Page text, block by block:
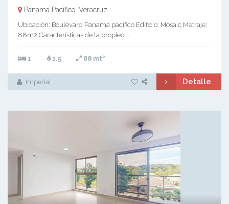
Panama Pacifico, Veracruz
Ubicación: Boulevard Panamá pacífico Edificio: Mosaic Metraje:
88m2 Características de la propied...
1 1.5 88 mt2
Imperial Detalle